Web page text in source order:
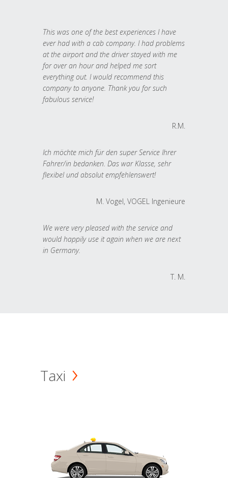
This was one of the best experiences I have
ever had with a cab company. I had problems
at the airport and the driver stayed with me
for over an hour and helped me sort
everything out. I would recommend this
company to anyone. Thank you for such
fabulous service!
R.M.
Ich möchte mich für den super Service Ihrer
Fahrer/in bedanken. Das war Klasse, sehr
flexibel und absolut empfehlenswert!
M. Vogel, VOGEL Ingenieure
We were very pleased with the service and
would happily use it again when we are next
in Germany.
T. M.
Taxi